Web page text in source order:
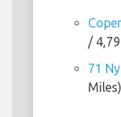
/
71
Miles)